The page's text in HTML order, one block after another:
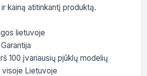
kainą atitinkantį produktą.
lietuvoje
100 įvariausių pjūklų modelių
visoje Lietuvoje